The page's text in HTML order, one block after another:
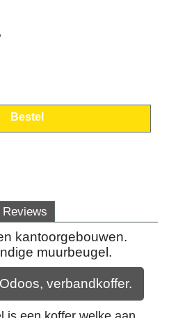
Bestel
Reviews
kantoorgebouwen.
muurbeugel.
verbandkoffer.